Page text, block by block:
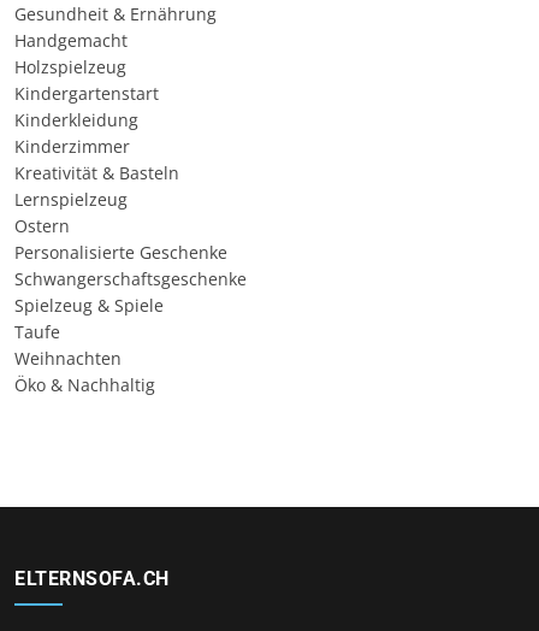
Gesundheit & Ernährung
Handgemacht
Holzspielzeug
Kindergartenstart
Kinderkleidung
Kinderzimmer
Kreativität & Basteln
Lernspielzeug
Ostern
Personalisierte Geschenke
Schwangerschaftsgeschenke
Spielzeug & Spiele
Taufe
Weihnachten
Öko & Nachhaltig
ELTERNSOFA.CH